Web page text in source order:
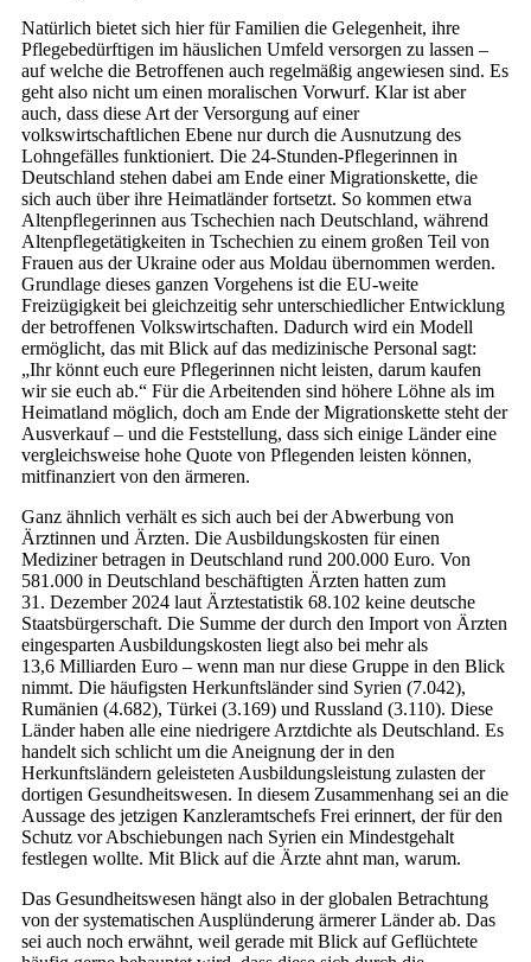
Natürlich bietet sich hier für Familien die Gelegenheit, ihre
Pflegebedürftigen im häuslichen Umfeld versorgen zu lassen –
auf welche die Betroffenen auch regelmäßig angewiesen sind. Es
geht also nicht um einen moralischen Vorwurf. Klar ist aber
auch, dass diese Art der Versorgung auf einer
volkswirtschaftlichen Ebene nur durch die Ausnutzung des
Lohngefälles funktioniert. Die 24-Stunden-Pflegerinnen in
Deutschland stehen dabei am Ende einer Migrationskette, die
sich auch über ihre Heimatländer fortsetzt. So kommen etwa
Altenpflegerinnen aus Tschechien nach Deutschland, während
Altenpflegetätigkeiten in Tschechien zu einem großen Teil von
Frauen aus der Ukraine oder aus Moldau übernommen werden.
Grundlage dieses ganzen Vorgehens ist die EU-weite
Freizügigkeit bei gleichzeitig sehr unterschiedlicher Entwicklung
der betroffenen Volkswirtschaften. Dadurch wird ein Modell
ermöglicht, das mit Blick auf das medizinische Personal sagt:
„Ihr könnt euch eure Pflegerinnen nicht leisten, darum kaufen
wir sie euch ab.“ Für die Arbeitenden sind höhere Löhne als im
Heimatland möglich, doch am Ende der Migrationskette steht der
Ausverkauf – und die Feststellung, dass sich einige Länder eine
vergleichsweise hohe Quote von Pflegenden leisten können,
mitfinanziert von den ärmeren.
Ganz ähnlich verhält es sich auch bei der Abwerbung von
Ärztinnen und Ärzten. Die Ausbildungskosten für einen
Mediziner betragen in Deutschland rund 200.000 Euro. Von
581.000 in Deutschland beschäftigten Ärzten hatten zum
31. Dezember 2024 laut Ärztestatistik 68.102 keine deutsche
Staatsbürgerschaft. Die Summe der durch den Import von Ärzten
eingesparten Ausbildungskosten liegt also bei mehr als
13,6 Milliarden Euro – wenn man nur diese Gruppe in den Blick
nimmt. Die häufigsten Herkunftsländer sind Syrien (7.042),
Rumänien (4.682), Türkei (3.169) und Russland (3.110). Diese
Länder haben alle eine niedrigere Arztdichte als Deutschland. Es
handelt sich schlicht um die Aneignung der in den
Herkunftsländern geleisteten Ausbildungsleistung zulasten der
dortigen Gesundheitswesen. In diesem Zusammenhang sei an die
Aussage des jetzigen Kanzleramtschefs Frei erinnert, der für den
Schutz vor Abschiebungen nach Syrien ein Mindestgehalt
festlegen wollte. Mit Blick auf die Ärzte ahnt man, warum.
Das Gesundheitswesen hängt also in der globalen Betrachtung
von der systematischen Ausplünderung ärmerer Länder ab. Das
sei auch noch erwähnt, weil gerade mit Blick auf Geflüchtete